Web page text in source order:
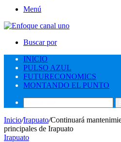
Menú
Buscar por
INICIO
PULSO AZUL
FUTURECONOMICS
MONTANDO EL PUNTO
Inicio/Irapuato/Continuará
principales de Irapuato
Irapuato